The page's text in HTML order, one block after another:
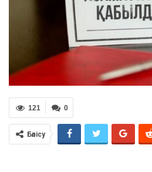
0
121
Бөлісу